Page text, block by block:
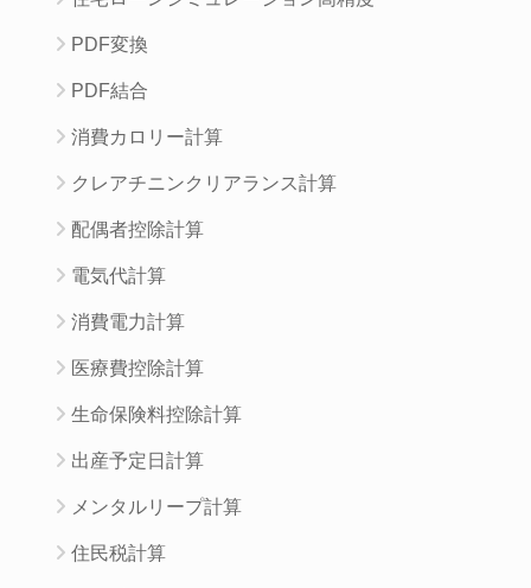
PDF変換
PDF結合
消費カロリー計算
クレアチニンクリアランス計算
配偶者控除計算
電気代計算
消費電力計算
医療費控除計算
生命保険料控除計算
出産予定日計算
メンタルリープ計算
住民税計算